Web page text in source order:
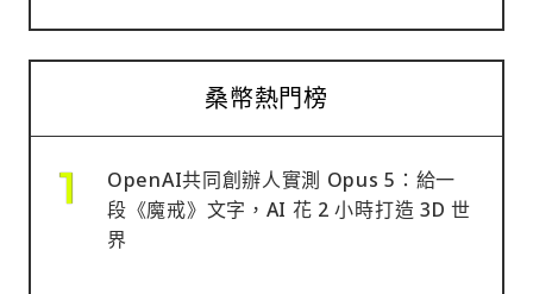
桑幣熱門榜
OpenAI共同創辦人實測 Opus 5：給一
段《魔戒》文字，AI 花 2 小時打造 3D 世
界